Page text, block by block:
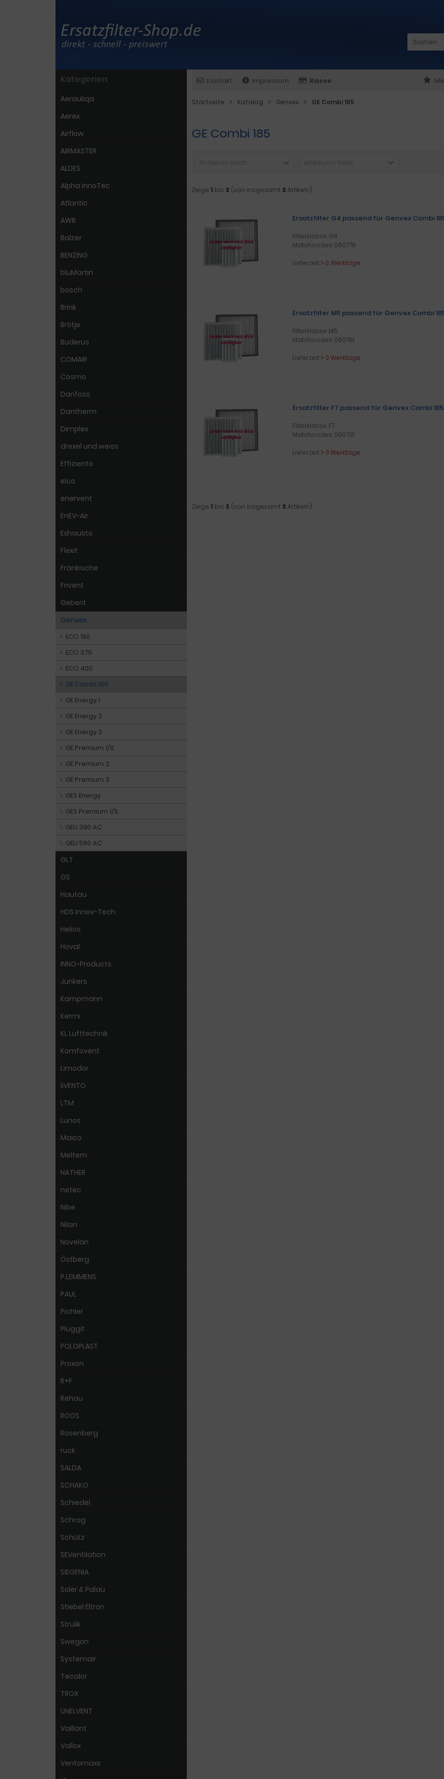
Kontakt Impressum Kasse
Startseite Katalog Genvex GE Combi 185
GE Combi 185
Sortieren nach ... Artikel pro Seite
Zeige 1 bis 3 (von insgesamt 3 Artikeln)
Ersatzfilter G4 passend für Genvex Combi
Filterklasse: G4
Matchcodes: 060776
Lieferzeit:1-3 Werktage
Ersatzfilter M5 passend für Genvex Combi
Filterklasse: M5
Matchcodes: 060761
Lieferzeit:1-3 Werktage
Ersatzfilter F7 passend für Genvex Combi 185
Filterklasse: F7
Matchcodes: 060701
Lieferzeit:1-3 Werktage
Zeige 1 bis 3 (von insgesamt 3 Artikeln)
Kategorien
Aerauliqa
Aerex
Airflow
AIRMASTER
ALDES
Alpha InnoTec
Atlantic
AWB
Balzer
BENZING
bluMartin
bösch
Brink
Brötje
Buderus
COMAIR
Cosmo
Danfoss
Dantherm
Dimplex
drexel und weiss
Effiziento
elco
enervent
EnEV-Air
Exhausto
Flexit
Fränkische
Frivent
Geberit
Genvex
ECO 190
ECO 375
ECO 400
GE Combi 185
GE Energy 1
GE Energy 2
GE Energy 3
GE Premium 1/1L
GE Premium 2
GE Premium 3
GES Energy
GES Premium 1/1L
GEU 390 AC
GEU 590 AC
GLT
GS
Hautau
HDS Innov-Tech
Helios
Hoval
INNO-Products
Junkers
Kampmann
Kermi
KL Lufttechnik
Komfovent
Limodor
liVENTO
LTM
Lunos
Maico
Meltem
NATHER
netec
Nibe
Nilan
Novelan
Östberg
P.LEMMENS
PAUL
Pichler
Pluggit
POLOPLAST
Proxon
R+F
Rehau
ROOS
Rosenberg
ruck
SALDA
SCHAKO
Schiedel
Schrag
Schütz
SEVentilation
SIEGENIA
Soler & Palau
Stiebel Eltron
Strulik
Swegon
Systemair
Tecalor
TROX
UNELVENT
Vaillant
Vallox
Ventomaxx